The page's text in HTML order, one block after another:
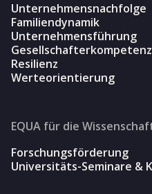
Unternehmensnachfolge
Familiendynamik
Unternehmensführung
Gesellschafterkompetenz
Resilienz
Werteorientierung
EQUA für die
Forschungsförderung
Universitäts-Seminare &